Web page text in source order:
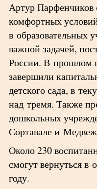
Артур Парфенчиков
комфортных
в образовательных
важной задачей,
России. В прошлом
завершили
детского сада, в
над тремя. Также
дошкольных
Сортавале и
Около 230
смогут вернуться в
году.